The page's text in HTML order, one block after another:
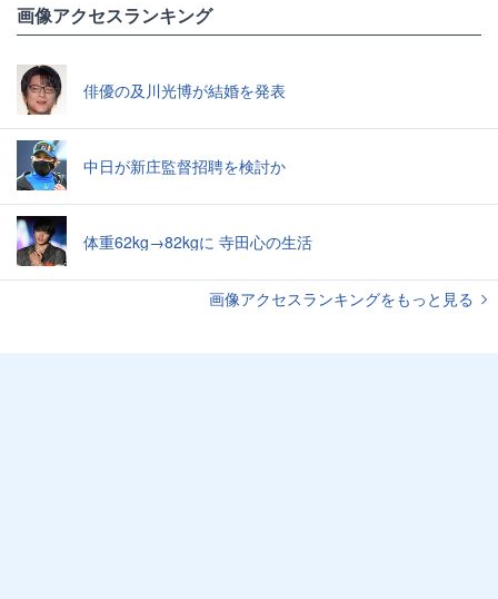
画像アクセスランキング
俳優の及川光博が結婚を発表
中日が新庄監督招聘を検討か
体重62kg→82kgに 寺田心の生活
画像アクセスランキングをもっと見る